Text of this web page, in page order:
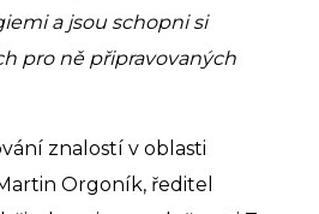
a jsou schopni si
pro ně připravovaných
znalostí v oblasti
Orgoník, ředitel